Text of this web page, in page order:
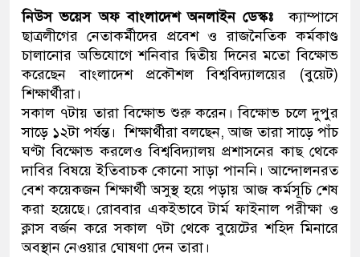
মিরপুর মডেল থানার অভিযানে
মাদক কারবারি গ্রেফতার
২৮ লাখ টাকার জাল নোটসহ
থানা পুলিশ
যেকোনো সময় বেনজীরের
নেতৃত্ব ও গণতন্ত্রের মূর্তমান
নিউস ভয়েস অফ বাংলাদেশ অনলাইন ডেস্কঃ ক্যাম্পাসে
ছাত্রলীগের নেতাকর্মীদের প্রবেশ ও রাজনৈতিক কর্মকাণ্ড
চালানোর অভিযোগে শনিবার দ্বিতীয় দিনের মতো বিক্ষোভ
করেছেন বাংলাদেশ প্রকৌশল বিশ্ববিদ্যালয়ের (বুয়েট)
শিক্ষার্থীরা।
সকাল ৭টায় তারা বিক্ষোভ শুরু করেন। বিক্ষোভ চলে দুপুর
সাড়ে ১২টা পর্যন্ত। শিক্ষার্থীরা বলছেন, আজ তারা সাড়ে পাঁচ
ঘণ্টা বিক্ষোভ করলেও বিশ্ববিদ্যালয় প্রশাসনের কাছ থেকে
দাবির বিষয়ে ইতিবাচক কোনো সাড়া পাননি। আন্দোলনরত
বেশ কয়েকজন শিক্ষার্থী অসুস্থ হয়ে পড়ায় আজ কর্মসূচি শেষ
করা হয়েছে। রোববার একইভাবে টার্ম ফাইনাল পরীক্ষা ও
ক্লাস বর্জন করে সকাল ৭টা থেকে বুয়েটের শহিদ মিনারে
অবস্থান নেওয়ার ঘোষণা দেন তারা।